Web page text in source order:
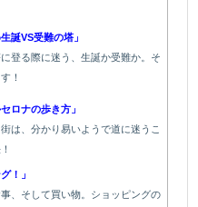
誕VS受難の塔」
登る際に迷う、生誕か受難か。そ
！
ロナの歩き方」
は、分かり易いようで道に迷うこ
！」
、そして買い物。ショッピングの